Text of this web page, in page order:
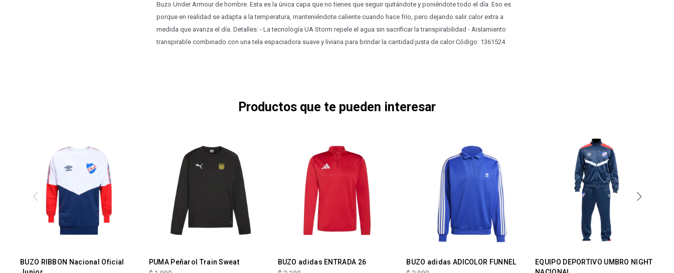
Buzo Under Armour de hombre. Esta es la única capa que no tienes que seguir quitándote y poniéndote todo el día. Eso es
porque en realidad se adapta a la temperatura, manteniéndote caliente cuando hace frío, pero dejando salir calor extra a
medida que avanza el día. Detalles: - La tecnología UA Storm repele el agua sin sacrificar la transpirabilidad - Aislamiento
transpirable combinado con una tela espaciadora suave y liviana para brindar la cantidad justa de calor Código: 1361524
Productos que te pueden interesar
BUZO RIBBON Nacional Oficial
PUMA Peñarol Train Sweat
BUZO adidas ENTRADA 26
BUZO adidas ADICOLOR FUNNEL
EQUIPO DEPORTIVO UMBRO NIGHT